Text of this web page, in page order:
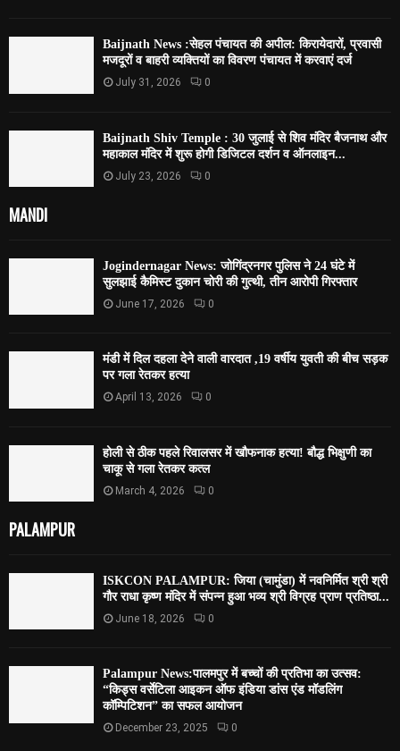
Baijnath News :सेहल पंचायत की अपील: किरायेदारों, प्रवासी
मजदूरों व बाहरी व्यक्तियों का विवरण पंचायत में करवाएं दर्ज
July 31, 2026 0
Baijnath Shiv Temple : 30 जुलाई से शिव मंदिर बैजनाथ और
महाकाल मंदिर में शुरू होगी डिजिटल दर्शन व ऑनलाइन...
July 23, 2026 0
MANDI
Jogindernagar News: जोगिंद्रनगर पुलिस ने 24 घंटे में
सुलझाई कैमिस्ट दुकान चोरी की गुत्थी, तीन आरोपी गिरफ्तार
June 17, 2026 0
मंडी में दिल दहला देने वाली वारदात ,19 वर्षीय युवती की बीच सड़क
पर गला रेतकर हत्या
April 13, 2026 0
होली से ठीक पहले रिवालसर में खौफनाक हत्या! बौद्ध भिक्षुणी का
चाकू से गला रेतकर कत्ल
March 4, 2026 0
PALAMPUR
ISKCON PALAMPUR: जिया (चामुंडा) में नवनिर्मित श्री श्री
गौर राधा कृष्ण मंदिर में संपन्न हुआ भव्य श्री विग्रह प्राण प्रतिष्ठा...
June 18, 2026 0
Palampur News:पालमपुर में बच्चों की प्रतिभा का उत्सव:
“किड्स वर्सेटिला आइकन ऑफ इंडिया डांस एंड मॉडलिंग
कॉम्पिटिशन” का सफल आयोजन
December 23, 2025 0